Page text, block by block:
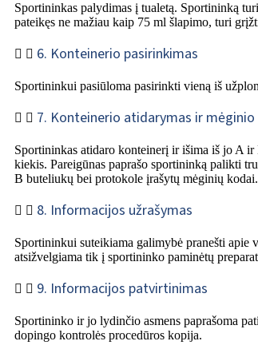
Sportininkas palydimas į tualetą. Sportininką
pateikęs ne mažiau kaip 75 ml šlapimo, turi
6. Konteinerio pasirinkimas
Sportininkui pasiūloma pasirinkti vieną iš
7. Konteinerio atidarymas ir
Sportininkas atidaro konteinerį ir išima iš jo A
kiekis. Pareigūnas paprašo sportininką palikti
B buteliukų bei protokole įrašytų mėginių kodai.
8. Informacijos užrašymas
Sportininkui suteikiama galimybė pranešti apie
atsižvelgiama tik į sportininko paminėtų
9. Informacijos patvirtinimas
Sportininko ir jo lydinčio asmens paprašoma
dopingo kontrolės procedūros kopija.